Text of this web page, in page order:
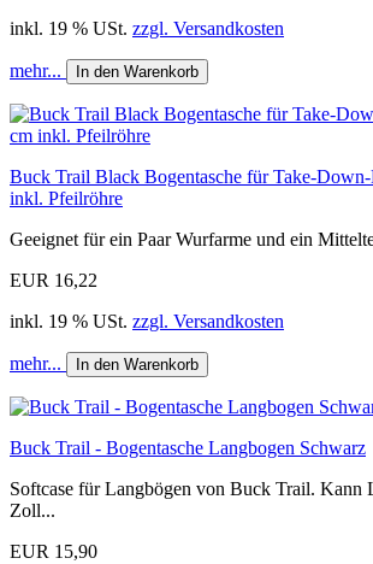
inkl. 19 % USt. zzgl. Versandkosten
mehr... In den Warenkorb
Buck Trail Black Bogentasche für Take-
inkl. Pfeilröhre
Geeignet für ein Paar Wurfarme und ein
EUR 16,22
inkl. 19 % USt. zzgl. Versandkosten
mehr... In den Warenkorb
Buck Trail - Bogentasche Langbogen Schwarz
Softcase für Langbögen von Buck Trail. Kann
Zoll...
EUR 15,90